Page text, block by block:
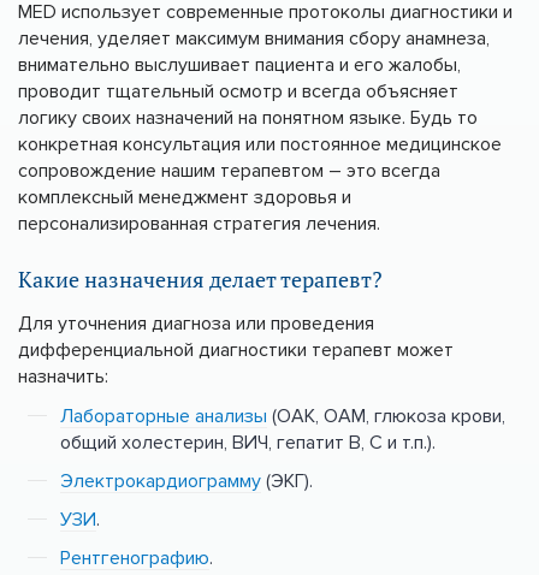
MED использует современные протоколы диагностики и
лечения, уделяет максимум внимания сбору анамнеза,
внимательно выслушивает пациента и его жалобы,
проводит тщательный осмотр и всегда объясняет
логику своих назначений на понятном языке. Будь то
конкретная консультация или постоянное медицинское
сопровождение нашим терапевтом – это всегда
комплексный менеджмент здоровья и
персонализированная стратегия лечения.
Какие назначения делает терапевт?
Для уточнения диагноза или проведения
дифференциальной диагностики терапевт может
назначить:
Лабораторные анализы (ОАК, ОАМ, глюкоза крови,
общий холестерин, ВИЧ, гепатит В, С и т.п.).
Электрокардиограмму (ЭКГ).
УЗИ.
Рентгенографию.